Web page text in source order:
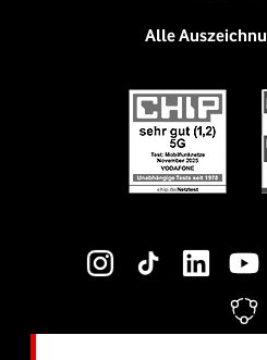
Alle
Social-Media-Links